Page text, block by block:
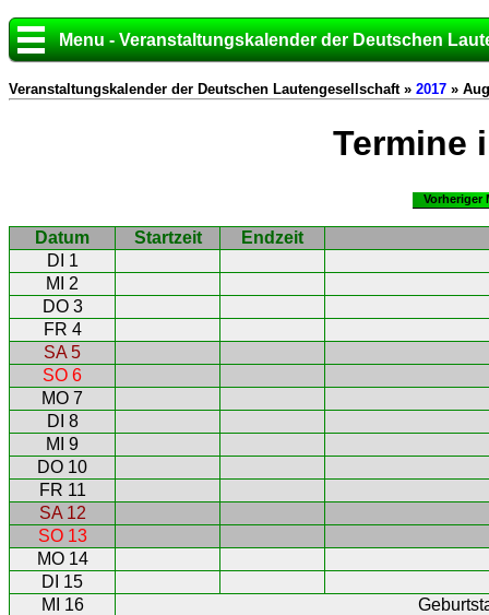
Menu - Veranstaltungskalender der Deutschen
Veranstaltungskalender der Deutschen Lautengesellschaft » 2017 »
Termine
Vorheriger
Datum Startzeit
Endzeit
DI 1
MI 2
DO 3
FR 4
SA 5
SO 6
MO 7
DI 8
MI 9
DO 10
FR 11
SA 12
SO 13
MO 14
DI 15
MI 16